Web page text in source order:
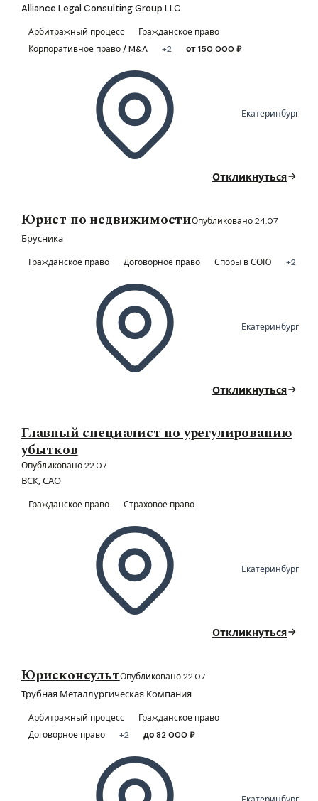
Alliance Legal Consulting Group LLC
Арбитражный процесс
Гражданское право
Корпоративное право / M&A
+2 от 150 000 ₽
Екатеринбург
Откликнуться
Юрист по недвижимостиОпубликовано 24.07
Брусника
Гражданское право Договорное право Споры в СОЮ +2
Екатеринбург
Откликнуться
Главный специалист по урегулированию
убытков
Опубликовано 22.07
ВСК, САО
Гражданское право Страховое право
Екатеринбург
Откликнуться
ЮрисконсультОпубликовано 22.07
Трубная Металлургическая Компания
Арбитражный процесс
Гражданское право
Договорное право
+2 до 82 000 ₽